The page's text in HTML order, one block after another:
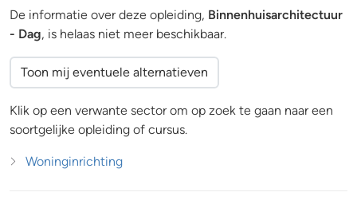
De informatie over deze opleiding, Binnenhuisarchitectuur
- Dag, is helaas niet meer beschikbaar.
Toon mij eventuele alternatieven
Klik op een verwante sector om op zoek te gaan naar een
soortgelijke opleiding of cursus.
Woninginrichting